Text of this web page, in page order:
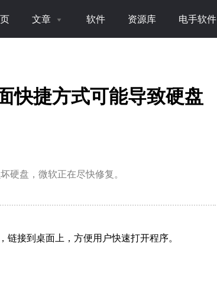
文章 软件 资源库 电手软件
快捷方式可能导致硬盘
硬盘，微软正在尽快修复。
链接到桌面上，方便用户快速打开程序。